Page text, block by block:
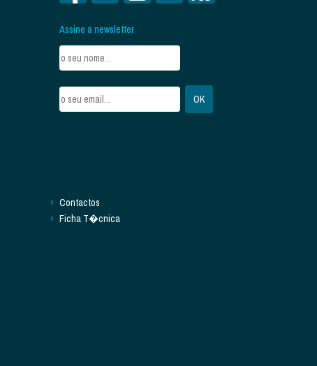
Assine a newsletter
Contactos
Ficha T�cnica